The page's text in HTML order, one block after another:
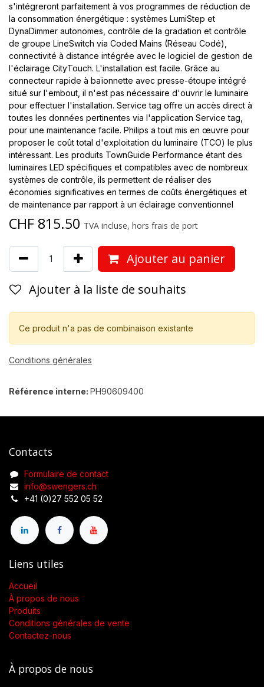
s'intégreront parfaitement à vos programmes de réduction de
la consommation énergétique : systèmes LumiStep et
DynaDimmer autonomes, contrôle de la gradation et contrôle
de groupe LineSwitch via Coded Mains (Réseau Codé),
connectivité à distance intégrée avec le logiciel de gestion de
l'éclairage CityTouch. L'installation est facile. Grâce au
connecteur rapide à baïonnette avec presse-étoupe intégré
situé sur l'embout, il n'est pas nécessaire d'ouvrir le luminaire
pour effectuer l'installation. Service tag offre un accès direct à
toutes les données pertinentes via l'application Service tag,
pour une maintenance facile. Philips a tout mis en œuvre pour
proposer le coût total d'exploitation du luminaire (TCO) le plus
intéressant. Les produits TownGuide Performance étant des
luminaires LED spécifiques et compatibles avec de nombreux
systèmes de contrôle, ils permettent de réaliser des
économies significatives en termes de coûts énergétiques et
de maintenance par rapport à un éclairage conventionnel
CHF 815.50 TVA incluse, hors frais de port
Ajouter au panier
Ajouter à la liste de souhaits
Ce produit n'a pas de combinaison existante
Conditions générales
Référence interne: PH90609400
Contacts
Formulaire de contact
info@swengers.ch
+41 (0)27 552 05 52
Liens utiles
Accueil
À propos de nous
Produits
Conditions générales de vente
Contactez-nous
À propos de nous